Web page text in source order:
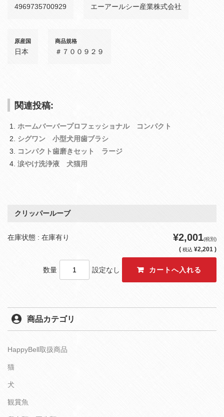
4969735700929 エーアールシー産業株式会社
原産国
日本
商品規格
＃７００９２９
関連投稿:
ホームバーバープロフェッショナル コンパクト
シグワン 小型犬用歯ブラシ
コンパクト歯磨きセット ラージ
涙やけ洗浄液 犬猫用
クリッパールーブ
在庫状態 : 在庫有り ¥2,001(税別)
( 税込 ¥2,201 )
数量 設定なし
商品カテゴリ
HappyBell取扱商品
猫
犬
観賞魚